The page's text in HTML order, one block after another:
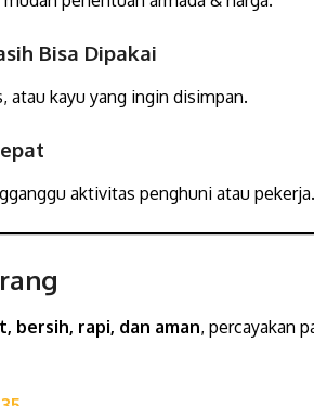
Bisa Dipakai
atau kayu yang ingin disimpan.
aktivitas penghuni atau pekerja.
bersih, rapi, dan aman, percayakan